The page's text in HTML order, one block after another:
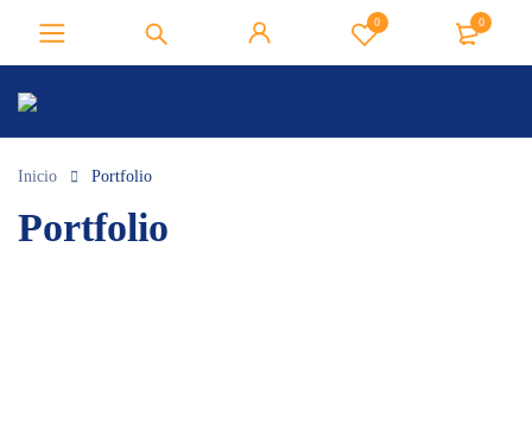
0 0
Inicio Portfolio
Portfolio